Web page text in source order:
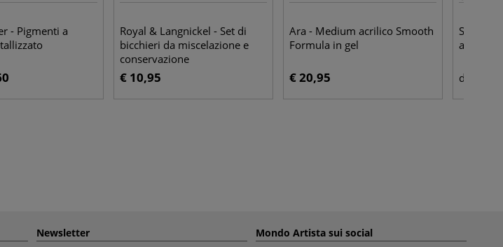
- Pigmenti a
Royal & Langnickel - Set di
bicchieri da miscelazione e
conservazione
€ 10,95
Ara - Medium acrilico Smooth
Formula in gel
€ 20,95
artisti
da
Newsletter
Mondo Artista sui social